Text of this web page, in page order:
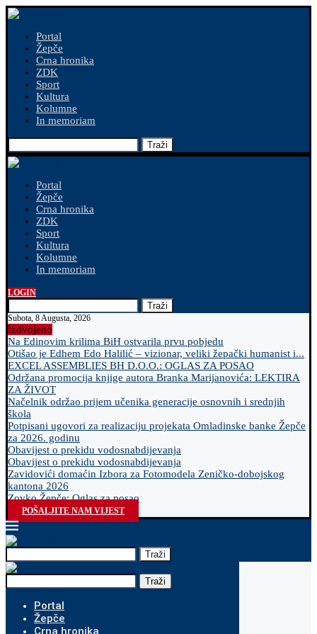
Portal
Žepče
Crna hronika
ZDK
Sport
Kultura
Kolumne
In memoriam
Traži
Portal
Žepče
Crna hronika
ZDK
Sport
Kultura
Kolumne
In memoriam
LOGIN
Traži
Subota, 8 Augusta, 2026
Izdvojeno
Na Edinovim krilima BiH ostvarila prvu pobjedu
Otišao je Edhem Edo Halilić – vizionar, veliki žepački humanist i...
EXCEL ASSEMBLIES BH D.O.O.: OGLAS ZA POSAO
Održana promocija knjige autora Branka Marijanovića: LEKTIRA
ZA ŽIVOT
Načelnik održao prijem učenika generacije osnovnih i srednjih
škola
Potpisani ugovori za realizaciju projekata Omladinske banke Žepče
za 2026. godinu
Obavijest o prekidu vodosnabdijevanja
Obavijest o prekidu vodosnabdijevanja
Zavidovići domaćin Izbora za Fotomodela Zeničko-dobojskog
kantona 2026
Zovko Žepče: Oglas za posao
POŠALJITE NAM VIJEST
Traži
Traži
Portal
Žepče
Crna hronika